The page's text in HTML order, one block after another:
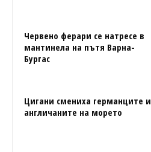
Червено ферари се натресе в
мантинела на пътя Варна-
Бургас
Цигани смениха германците и
англичаните на морето